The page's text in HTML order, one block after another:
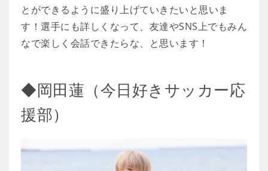
とができるように盛り上げていきたいと思いま
す！選手にも詳しくなって、友達やSNS上でもみん
なで楽しく会話できたらな、と思います！
◆岡田蓮（今日好きサッカー応
援部）